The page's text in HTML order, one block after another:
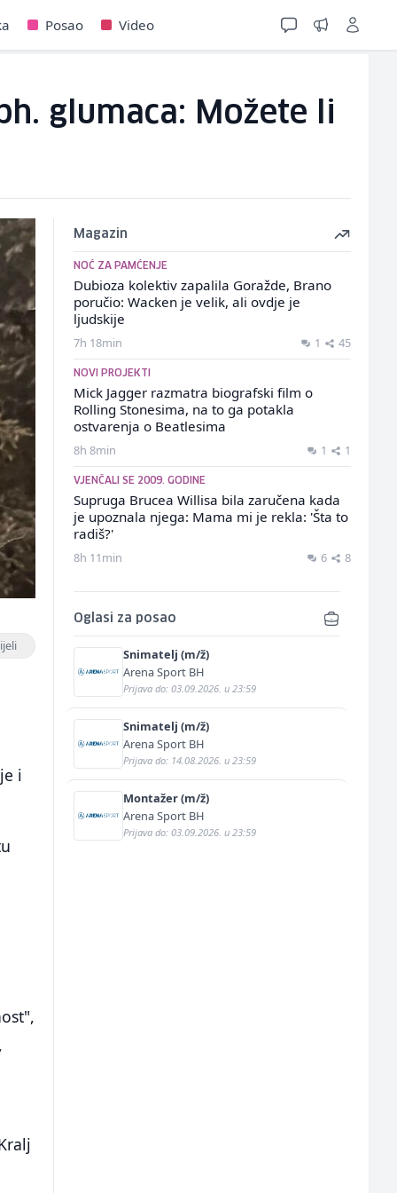
Posao Video
glumaca: Možete li
i
Magazin
NOĆ ZA PAMĆENJE
Dubioza kolektiv zapalila Goražde, Brano
poručio: Wacken je velik, ali ovdje je
ljudskije
7h 18min 1 45
NOVI PROJEKTI
Mick Jagger razmatra biografski film o
Rolling Stonesima, na to ga potakla
ostvarenja o Beatlesima
8h 8min 1 1
VJENČALI SE 2009. GODINE
Supruga Brucea Willisa bila zaručena kada
je upoznala njega: Mama mi je rekla: 'Šta to
radiš?'
8h 11min 6 8
Oglasi za posao
Snimatelj (m/ž)
Arena Sport BH
Prijava do: 03.09.2026. u 23:59
Snimatelj (m/ž)
Arena Sport BH
Prijava do: 14.08.2026. u 23:59
Montažer (m/ž)
Arena Sport BH
Prijava do: 03.09.2026. u 23:59